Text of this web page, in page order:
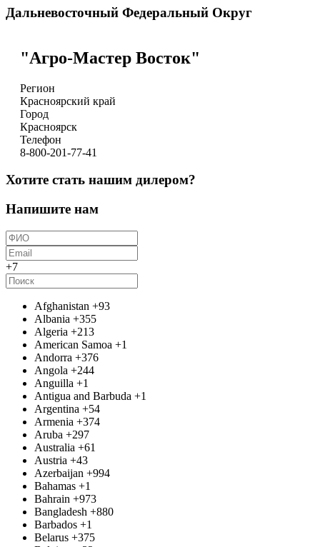
Ульяновская область
Республика Тыва
Кемеровская область
Томская область
Омская область
Дальневосточный Федеральный Округ
Приморский край
Амурская область
Республика Саха (Якутия)
Забайкальский край
Камчатский край
Магаданская область
Сахалинская область
Еврейская автономная область
"Агро-Мастер Восток"
Регион
Красноярский край
Город
Красноярск
Телефон
8-800-201-77-41
Хотите стать нашим дилером?
Напишите нам
+7
Afghanistan +93
Albania +355
Algeria +213
American Samoa +1
Andorra +376
Angola +244
Anguilla +1
Antigua and Barbuda +1
Argentina +54
Armenia +374
Aruba +297
Australia +61
Austria +43
Azerbaijan +994
Bahamas +1
Bahrain +973
Bangladesh +880
Barbados +1
Belarus +375